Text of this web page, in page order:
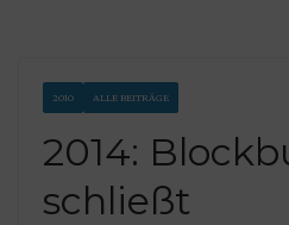
2010 ALLE BEITRÄGE
2014:
schließt